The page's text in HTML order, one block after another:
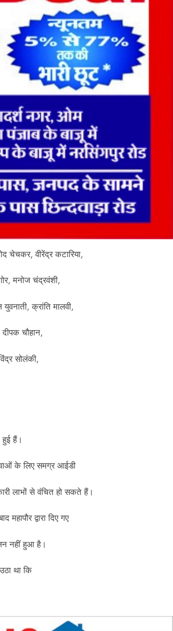
चेचकर, वीरेंद्र कटारिया,
मनोज चंद्रवंशी,
क्रांति मालवी,
चौहान,
सोलंकी,
हैं।
के लिए समग्र आईडी
लाभों से वंचित हो सकते हैं।
द्वारा दिए गए
नहीं हुआ है।
था कि